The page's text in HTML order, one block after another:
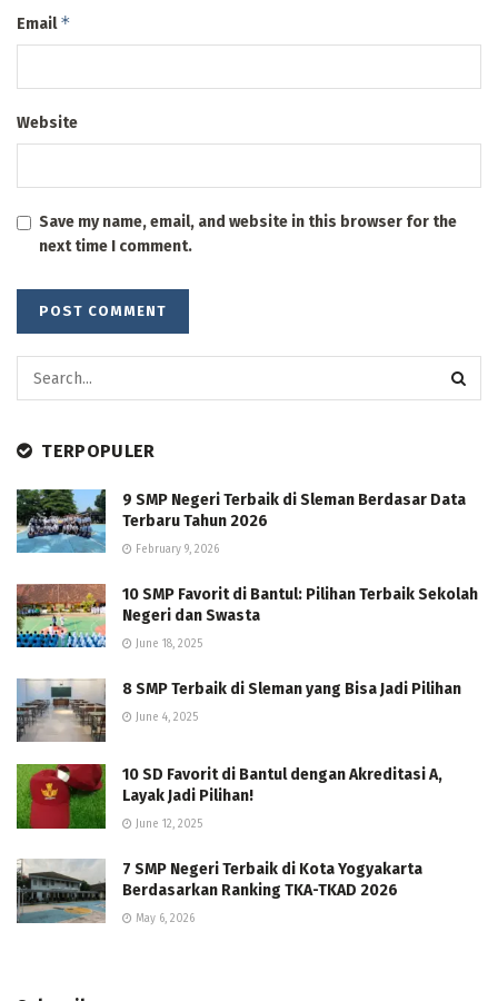
Email*
Website
Save my name, email, and website in this browser for the
next time I comment.
TERPOPULER
9 SMP Negeri Terbaik di Sleman Berdasar Data
Terbaru Tahun 2026
February 9, 2026
10 SMP Favorit di Bantul: Pilihan Terbaik Sekolah
Negeri dan Swasta
June 18, 2025
8 SMP Terbaik di Sleman yang Bisa Jadi Pilihan
June 4, 2025
10 SD Favorit di Bantul dengan Akreditasi A,
Layak Jadi Pilihan!
June 12, 2025
7 SMP Negeri Terbaik di Kota Yogyakarta
Berdasarkan Ranking TKA-TKAD 2026
May 6, 2026